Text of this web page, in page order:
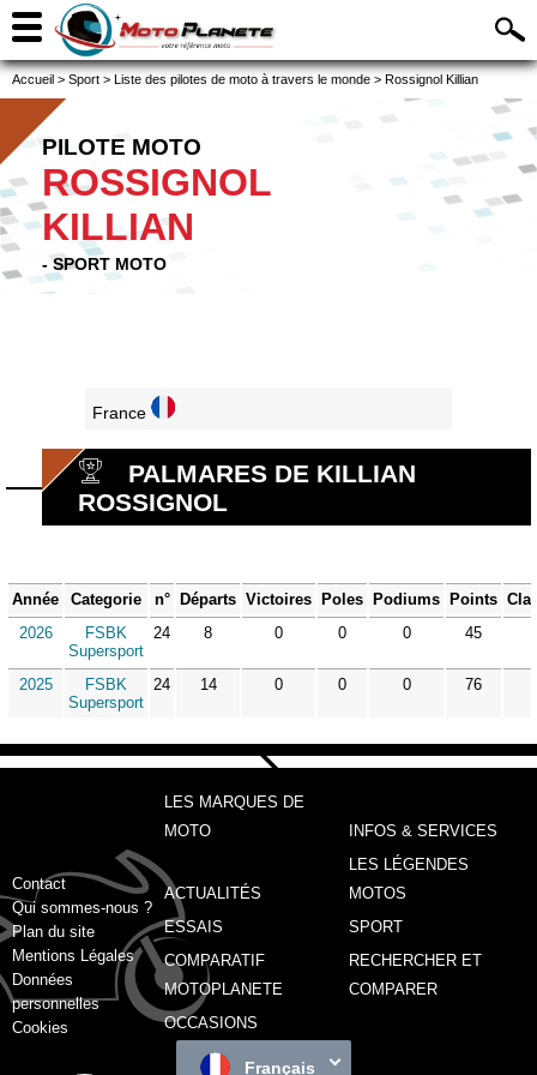
Accueil > Sport > Liste des pilotes de moto à travers le monde > Rossignol Killian
PILOTE MOTO
ROSSIGNOL
KILLIAN
- SPORT MOTO
France
PALMARES DE KILLIAN
ROSSIGNOL
Année Categorie n° Départs Victoires Poles Podiums Points
2026
FSBK
Supersport
24 8 0 0 0 45
2025
FSBK
Supersport
24 14 0 0 0 76
Contact
Qui sommes-nous ?
Plan du site
Mentions Légales
Données
personnelles
Cookies
LES MARQUES DE
MOTO
INFOS & SERVICES
ACTUALITÉS
LES LÉGENDES
MOTOS
ESSAIS
SPORT
COMPARATIF
MOTOPLANETE
RECHERCHER ET
COMPARER
OCCASIONS
Français